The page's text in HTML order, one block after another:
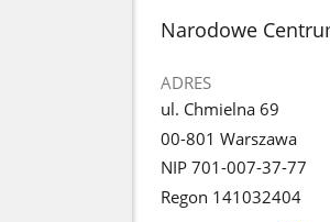
stopka
Narodowe
ADRES
ul. Chmielna 69
00-801 Warszawa
NIP 701-007-37-77
Regon 141032404